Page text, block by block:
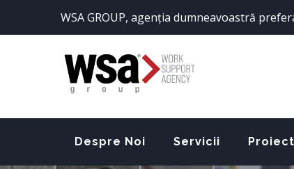
WSA GROUP, agenția dumneavoastră
Despre Noi Servicii